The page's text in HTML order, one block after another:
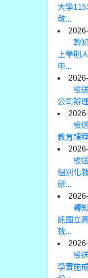
大學115
敬...
轉
上學期
申...
檢
公司辦
檢
教育課
檢
個別化
研...
轉
託國立
教...
檢
學實施